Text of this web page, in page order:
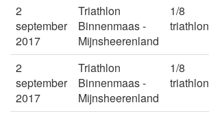
2
september
2017
Triathlon
Binnenmaas -
Mijnsheerenland
1/8
triathlon
2
september
2017
Triathlon
Binnenmaas -
Mijnsheerenland
1/8
triathlon